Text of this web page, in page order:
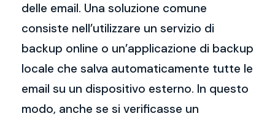
delle email. Una soluzione comune
consiste nell’utilizzare un servizio di
backup online o un’applicazione di backup
locale che salva automaticamente tutte le
email su un dispositivo esterno. In questo
modo, anche se si verificasse un